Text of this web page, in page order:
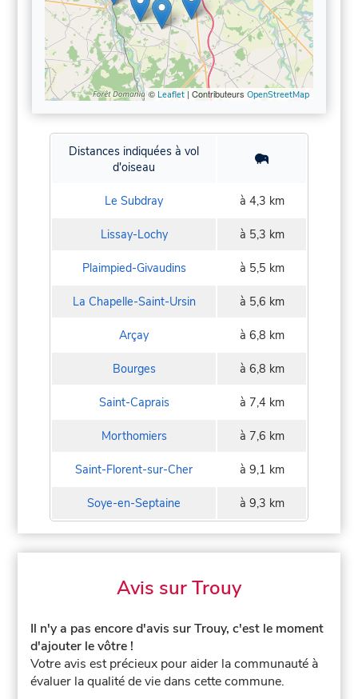
© Leaflet| Contributeurs OpenStreetMap
Distances indiquées à vol
d'oiseau
Le Subdray à 4,3 km
Lissay-Lochy à 5,3 km
Plaimpied-Givaudins à 5,5 km
La Chapelle-Saint-Ursin à 5,6 km
Arçay à 6,8 km
Bourges à 6,8 km
Saint-Caprais à 7,4 km
Morthomiers à 7,6 km
Saint-Florent-sur-Cher à 9,1 km
Soye-en-Septaine à 9,3 km
Avis sur Trouy
Il n'y a pas encore d'avis sur Trouy, c'est le moment
d'ajouter le vôtre !
Votre avis est précieux pour aider la communauté à
évaluer la qualité de vie dans cette commune.